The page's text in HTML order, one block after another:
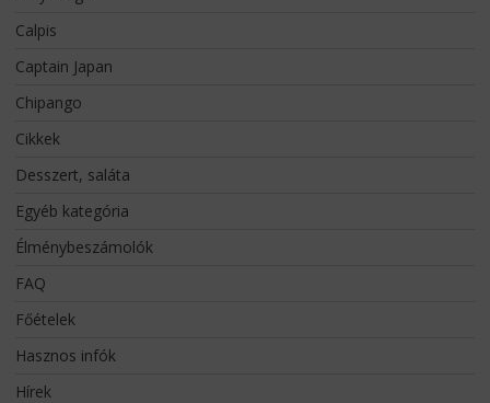
Calpis
Captain Japan
Chipango
Cikkek
Desszert, saláta
Egyéb kategória
Élménybeszámolók
FAQ
Főételek
Hasznos infók
Hírek